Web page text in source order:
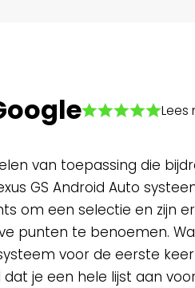
Lees
van toepassing die
GS Android Auto
om een selectie en zijn
punten te benoemen.
voor de eerste
je een hele lijst aan